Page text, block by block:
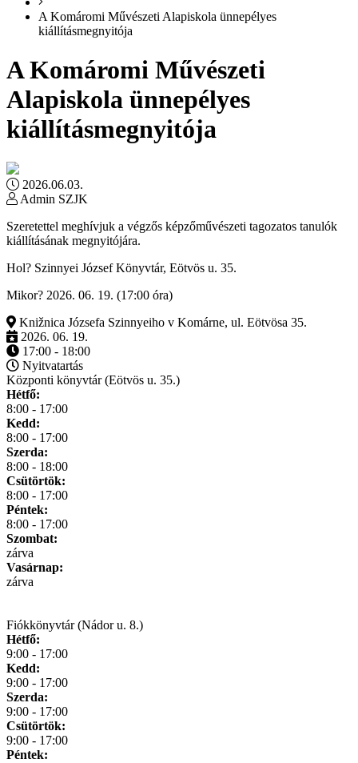
A Komáromi Művészeti Alapiskola ünnepélyes
kiállításmegnyitója
A Komáromi Művészeti
Alapiskola ünnepélyes
kiállításmegnyitója
2026.06.03.
Admin SZJK
Szeretettel meghívjuk a végzős képzőművészeti tagozatos tanulók
kiállításának megnyitójára.
Hol? Szinnyei József Könyvtár, Eötvös u. 35.
Mikor? 2026. 06. 19. (17:00 óra)
Knižnica Józsefa Szinnyeiho v Komárne, ul. Eötvösa 35.
2026. 06. 19.
17:00 - 18:00
Nyitvatartás
Központi könyvtár (Eötvös u. 35.)
Hétfő:
8:00 - 17:00
Kedd:
8:00 - 17:00
Szerda:
8:00 - 18:00
Csütörtök:
8:00 - 17:00
Péntek:
8:00 - 17:00
Szombat:
zárva
Vasárnap:
zárva
Fiókkönyvtár (Nádor u. 8.)
Hétfő:
9:00 - 17:00
Kedd:
9:00 - 17:00
Szerda:
9:00 - 17:00
Csütörtök:
9:00 - 17:00
Péntek: